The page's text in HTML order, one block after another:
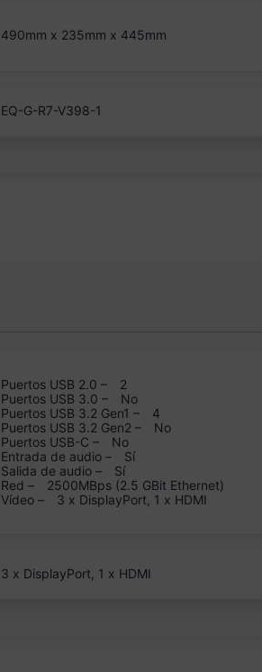
490mm x 235mm x 445mm
EQ-G-R7-V398-1
Puertos USB 2.0 –
2
Puertos USB 3.0 –
No
Puertos USB 3.2 Gen1 –
4
Puertos USB 3.2 Gen2 –
No
Puertos USB-C –
No
Entrada de audio –
Sí
Salida de audio –
Sí
Red –
2500MBps (2.5 GBit Ethernet)
Vídeo –
3 x DisplayPort, 1 x HDMI
3 x DisplayPort, 1 x HDMI